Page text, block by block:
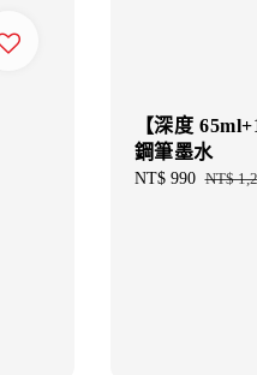
【深度
鋼筆墨水
Sale
NT$ 990 Regular
NT$